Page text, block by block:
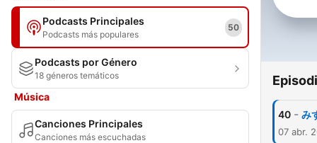
Podcasts Principales
Podcasts más populares
50
Podcasts por Género
18 géneros temáticos
Música
Canciones Principales
Canciones más escuchadas
40 - み
07 abr.